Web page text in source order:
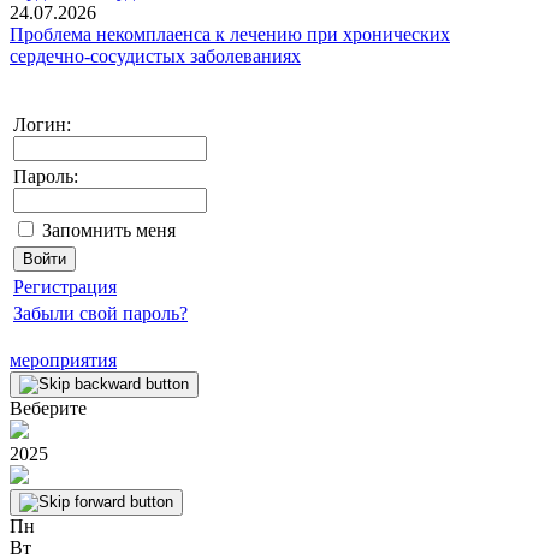
24.07.2026
Проблема некомплаенса к лечению при хронических
сердечно-сосудистых заболеваниях
Логин:
Пароль:
Запомнить меня
Регистрация
Забыли свой пароль?
мероприятия
Веберите
2025
Пн
Вт